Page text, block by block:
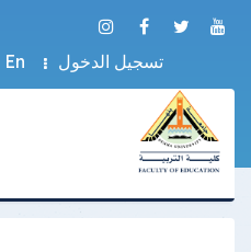
تسجيل الدخول En